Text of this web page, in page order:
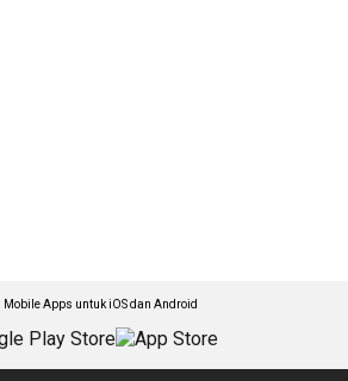
Mobile Apps untuk iOS dan Android